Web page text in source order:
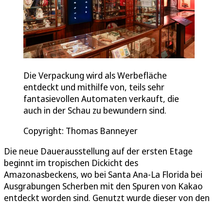
Die Verpackung wird als Werbefläche
entdeckt und mithilfe von, teils sehr
fantasievollen Automaten verkauft, die
auch in der Schau zu bewundern sind.
Copyright: Thomas Banneyer
Die neue Dauerausstellung auf der ersten Etage
beginnt im tropischen Dickicht des
Amazonasbeckens, wo bei Santa Ana-La Florida bei
Ausgrabungen Scherben mit den Spuren von Kakao
entdeckt worden sind. Genutzt wurde dieser von den